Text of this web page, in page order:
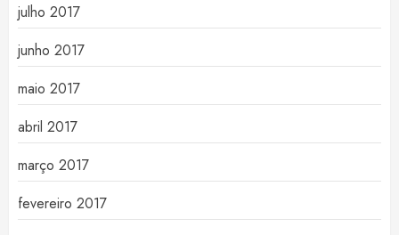
julho 2017
junho 2017
maio 2017
abril 2017
março 2017
fevereiro 2017